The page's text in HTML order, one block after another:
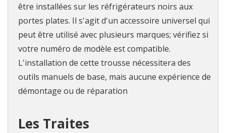
être installées sur les réfrigérateurs noirs aux
portes plates. Il s'agit d'un accessoire universel qui
peut être utilisé avec plusieurs marques; vérifiez si
votre numéro de modèle est compatible.
L'installation de cette trousse nécessitera des
outils manuels de base, mais aucune expérience de
démontage ou de réparation
Les Traites